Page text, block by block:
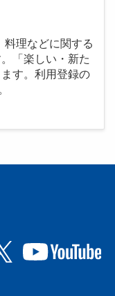
理などに関する
「楽しい・新た
す。利用登録の